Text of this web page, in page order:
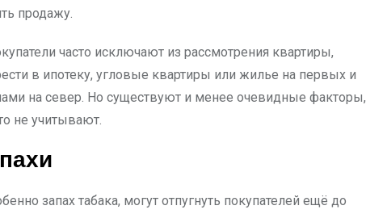
продажу.
часто исключают из рассмотрения квартиры,
в ипотеку, угловые квартиры или жилье на первых и
на север. Но существуют и менее очевидные факторы,
не учитывают.
запах табака, могут отпугнуть покупателей ещё до